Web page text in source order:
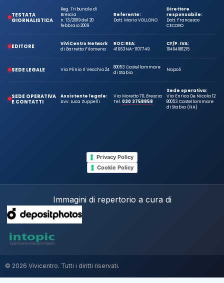
TESTATA
GIORNALISTICA
Reg. Tribunale di
Brescia
n. 13/2009 del 20
febbraio 2009
Referente:
Dott. Mario VOLLONO
Direttore
responsabile:
Dott. Francesco
CECORO
EDITORE
ViViCentro Network
di Barretta Filomena
ROC:
41663
REA:
NA-1107749
CF/P. IVA:
10464981215
SEDE LEGALE Via Plinio Il Vecchio 24
80053 Castellammare
di Stabia
Napoli
SEDE OPERATIVA
E CONTATTI
Assistente legale:
Avv. Luca Zuppelli
Via Moretto 70, Brescia
Tel.030 3758858
Sede operativa:
Via Enrico De Nicola 12
80053 Castellammare
di Stabia (NA)
Privacy Policy
Cookie Policy
Immagini di repertorio a cura di
© 2026 Vivicentro. Tutti i diritti riservati.